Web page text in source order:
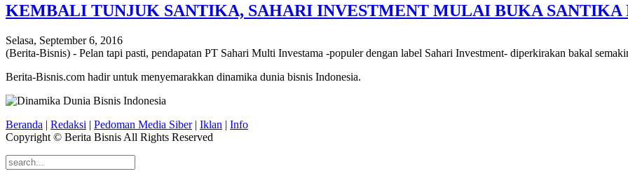
KEMBALI TUNJUK SANTIKA, SAHARI INVESTMENT MULAI BUKA SANTIKA
Selasa, September 6, 2016
(Berita-Bisnis) - Pelan tapi pasti, pendapatan PT Sahari Multi Investama -populer dengan label Sahari Investment- diperkirakan bakal
Berita-Bisnis.com hadir untuk menyemarakkan dinamika dunia bisnis Indonesia.
Beranda | Redaksi | Pedoman Media Siber| Iklan | Info
Copyright © Berita Bisnis All Rights Reserved